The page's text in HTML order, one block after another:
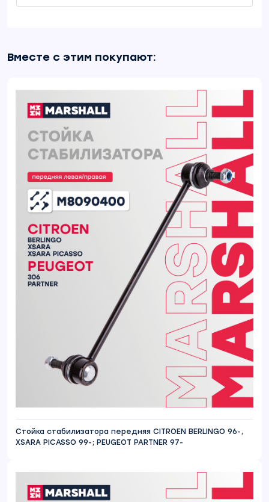
Вместе с этим покупают:
Стойка стабилизатора передняя CITROEN BERLINGO 96-,
XSARA PICASSO 99-; PEUGEOT PARTNER 97-